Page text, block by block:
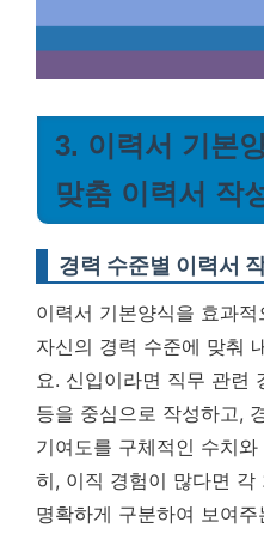
3. 이력서 기본
맞춤 이력서 작
경력 수준별 이력서
이력서 기본양식을 효과
자신의 경력 수준에 맞춰
요. 신입이라면 직무 관련
등을 중심으로 작성하고,
기여도를 구체적인 수치
히, 이직 경험이 많다면 각
명확하게 구분하여 보여주